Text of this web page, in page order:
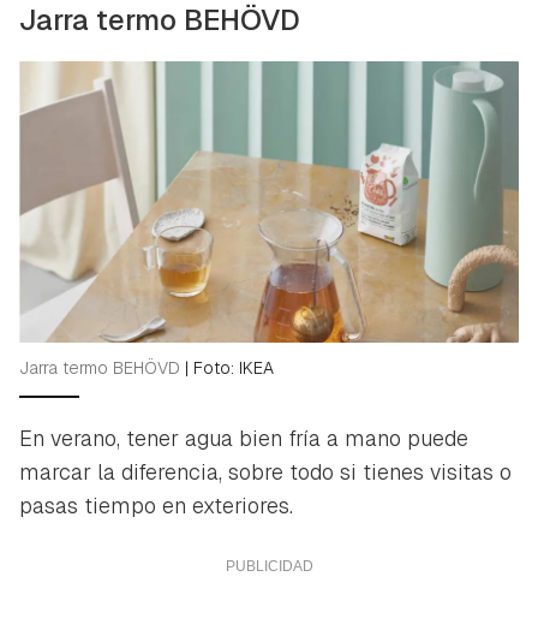
Jarra termo BEHÖVD
Jarra termo BEHÖVD | Foto: IKEA
En verano, tener agua bien fría a mano puede
marcar la diferencia, sobre todo si tienes visitas o
pasas tiempo en exteriores.